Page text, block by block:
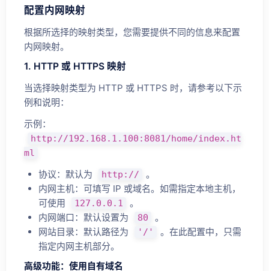
配置内网映射
根据所选择的映射类型，您需要提供不同的信息来配置
内网映射。
1. HTTP 或 HTTPS 映射
当选择映射类型为 HTTP 或 HTTPS 时，请参考以下示
例和说明：
示例：
http://192.168.1.100:8081/home/index.ht
ml
协议：默认为 http://
。
内网主机：可填写 IP 或域名。如需指定本地主机，
可使用
127.0.0.1
。
内网端口：默认设置为
80
。
网站目录：默认路径为
'/'
。在此配置中，只需
指定内网主机部分。
高级功能：使用自有域名